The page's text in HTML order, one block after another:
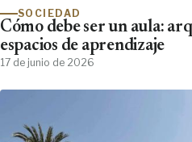
SOCIEDAD
Cómo debe ser un aula:
espacios de aprendizaje
17 de junio de 2026